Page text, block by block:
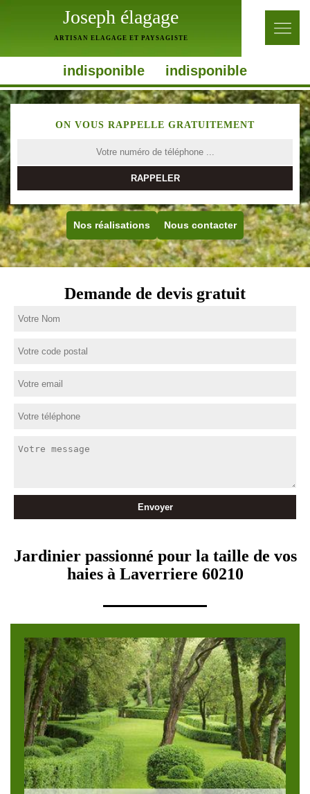
Joseph élagage
ARTISAN ELAGAGE ET PAYSAGISTE
indisponible indisponible
ON VOUS RAPPELLE GRATUITEMENT
Nos réalisations Nous contacter
Demande de devis gratuit
Jardinier passionné pour la taille de vos
haies à Laverriere 60210